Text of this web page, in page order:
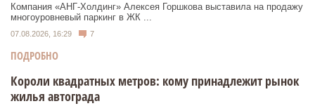
Компания «АНГ-Холдинг» Алексея Горшкова выставила на продажу
многоуровневый паркинг в ЖК ...
07.08.2026, 16:29 7
ПОДРОБНО
Короли квадратных метров: кому принадлежит рынок
жилья автограда